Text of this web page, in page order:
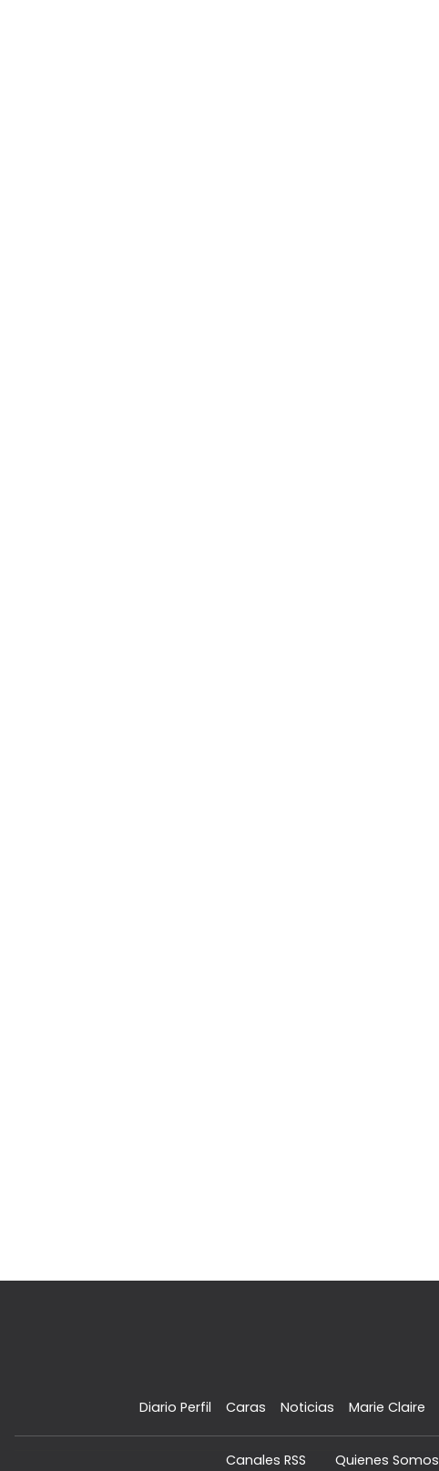
Diario Perfil Caras Noticias Marie Claire
Canales RSS Quienes Somos